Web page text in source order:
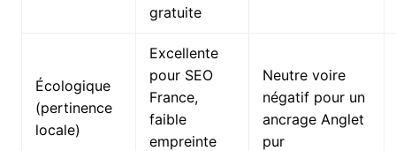
gratuite
Écologique
(pertinence
locale)
Excellente
pour SEO
France,
faible
empreinte
Neutre voire
négatif pour un
ancrage Anglet
pur